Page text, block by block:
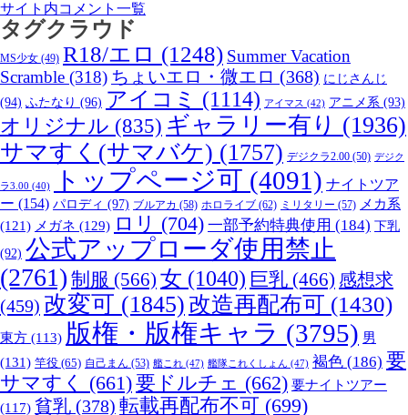
サイト内コメント一覧
タグクラウド
MS少女 (49) R18/エロ (1248) Summer Vacation
Scramble (318) ちょいエロ・微エロ (368) にじさんじ
(94) ふたなり (96) アイコミ (1114) アイマス (42) アニメ系 (93)
オリジナル (835) ギャラリー有り (1936)
サマすく(サマバケ) (1757) デジクラ2.00 (50) デジク
ラ3.00 (40) トップページ可 (4091) ナイトツア
ー (154) パロディ (97) ブルアカ (58) ホロライブ (62) ミリタリー (57) メカ系
(121) メガネ (129) ロリ (704) 一部予約特典使用 (184) 下乳
(92) 公式アップローダ使用禁止
(2761) 制服 (566) 女 (1040) 巨乳 (466) 感想求
(459) 改変可 (1845) 改造再配布可 (1430)
東方 (113) 版権・版権キャラ (3795) 男
(131) 竿役 (65) 自己まん (53) 艦これ (47) 艦隊これくしょん (47) 褐色 (186) 要
サマすく
(661)要ドルチェ (662) 要ナイトツアー
(117) 貧乳 (378) 転載再配布不可 (699)